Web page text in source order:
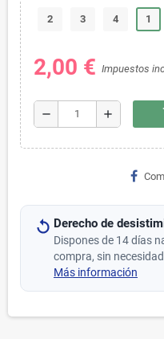
2 3 4 1
2,00 € Impuestos
remove add
Derecho de
Dispones de 14 días
compra, sin
Más información